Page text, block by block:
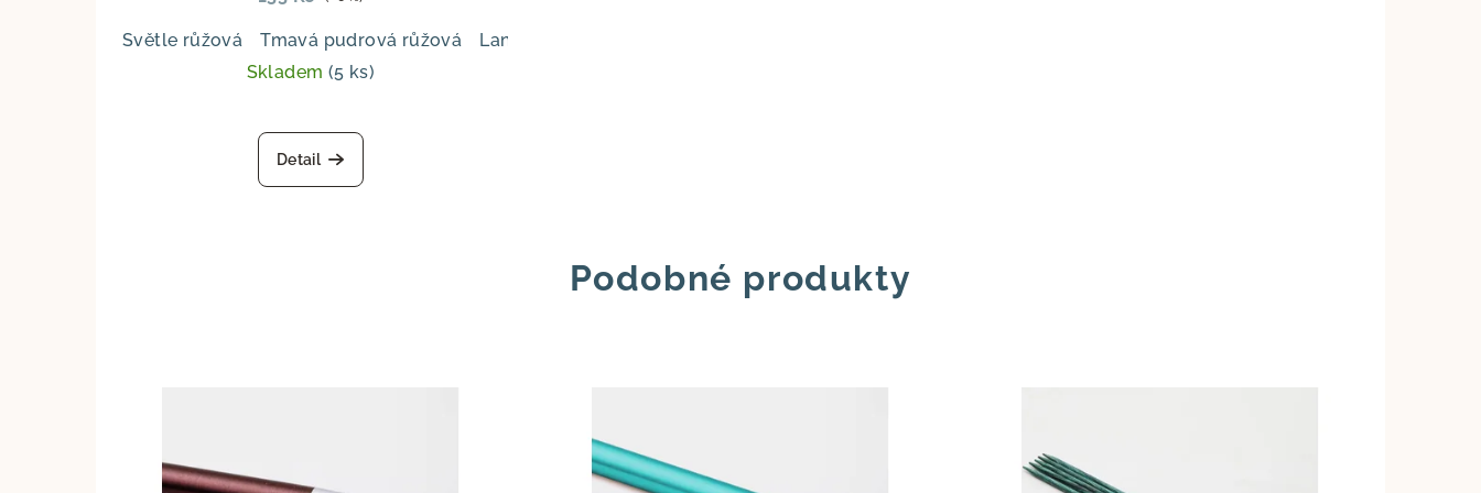
Světle růžová Tmavá pudrová růžová Lanýž
Skladem (5 ks)
hodnocení
produktu
je
Detail
Podobné produkty